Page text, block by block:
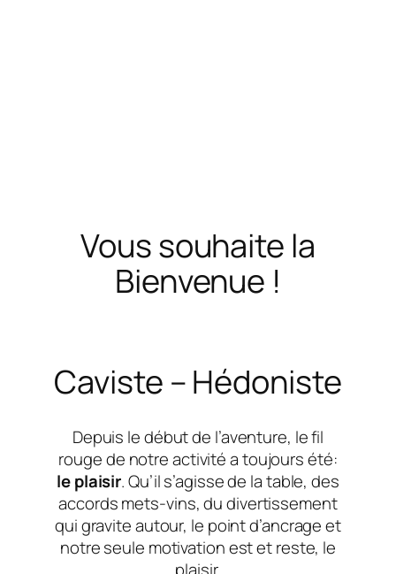
Vous souhaite la
Bienvenue !
Caviste – Hédoniste
Depuis le début de l’aventure, le fil
rouge de notre activité a toujours été:
le plaisir. Qu’il s’agisse de la table, des
accords mets-vins, du divertissement
qui gravite autour, le point d’ancrage et
notre seule motivation est et reste, le